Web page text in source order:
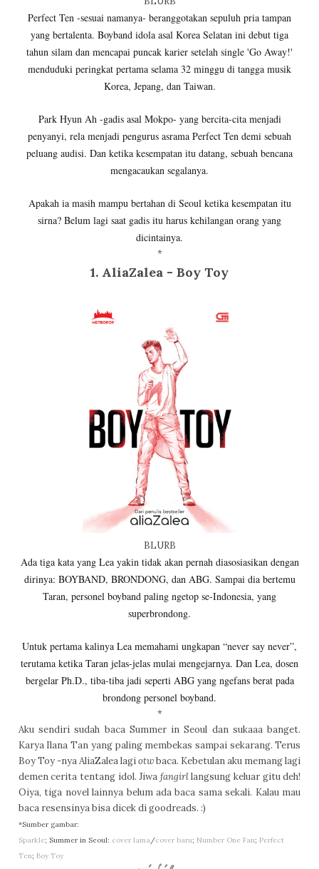
Perfect Ten -sesuai namanya- beranggotakan sepuluh pria tampan
yang bertalenta. Boyband idola asal Korea Selatan ini debut tiga
tahun silam dan mencapai puncak karier setelah single 'Go Away!'
menduduki peringkat pertama selama 32 minggu di tangga musik
Korea, Jepang, dan Taiwan.
Park Hyun Ah -gadis asal Mokpo- yang bercita-cita menjadi
penyanyi, rela menjadi pengurus asrama Perfect Ten demi sebuah
peluang audisi. Dan ketika kesempatan itu datang, sebuah bencana
mengacaukan segalanya.
Apakah ia masih mampu bertahan di Seoul ketika kesempatan itu
sirna? Belum lagi saat gadis itu harus kehilangan orang yang
dicintainya.
*
1. AliaZalea - Boy Toy
BLURB
Ada tiga kata yang Lea yakin tidak akan pernah diasosiasikan dengan
dirinya: BOYBAND, BRONDONG, dan ABG. Sampai dia bertemu
Taran, personel boyband paling ngetop se-Indonesia, yang
superbrondong.
Untuk pertama kalinya Lea memahami ungkapan “never say never”,
terutama ketika Taran jelas-jelas mulai mengejarnya. Dan Lea, dosen
bergelar Ph.D., tiba-tiba jadi seperti ABG yang ngefans berat pada
brondong personel boyband.
*
Aku sendiri sudah baca Summer in Seoul dan sukaaa banget.
Karya Ilana Tan yang paling membekas sampai sekarang. Terus
Boy Toy -nya AliaZalea lagiotwbaca. Kebetulan aku memang lagi
demen cerita tentang idol. Jiwa fangirllangsung keluar gitu deh!
Oiya, tiga novel lainnya belum ada baca sama sekali. Kalau mau
baca resensinya bisa dicek di goodreads. :)
*Sumber gambar:
Sparkle; Summer in Seoul: cover lama/cover baru; Number One Fan; Perfect
Ten; Boy Toy